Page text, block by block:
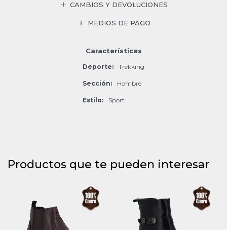
CAMBIOS Y DEVOLUCIONES
MEDIOS DE PAGO
Características
Deporte Trekking
Sección Hombre
Estilo Sport
Productos que te pueden interesar